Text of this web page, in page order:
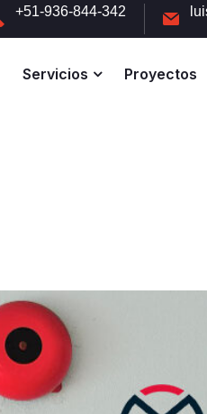
+51-936-844-342
Servicios Proyectos